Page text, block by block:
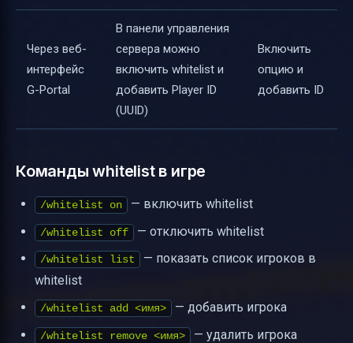
Через веб-
интерфейс
G-Portal
В панели управления
сервера можно
включить whitelist и
добавить Player ID
(UUID)
Включить
опцию и
добавить ID
Команды whitelist в игре
/whitelist on — включить whitelist
/whitelist off — отключить whitelist
/whitelist list
— показать список игроков в
whitelist
/whitelist add <имя> — добавить игрока
/whitelist remove <имя> — удалить игрока